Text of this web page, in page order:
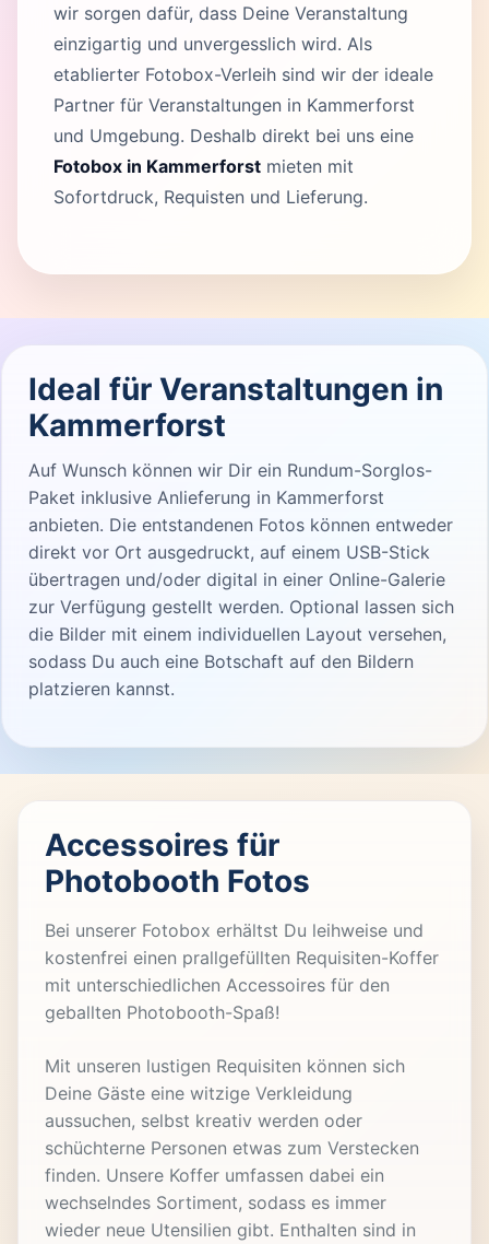
wir sorgen dafür, dass Deine Veranstaltung
einzigartig und unvergesslich wird. Als
etablierter Fotobox-Verleih sind wir der ideale
Partner für Veranstaltungen in Kammerforst
und Umgebung. Deshalb direkt bei uns eine
Fotobox in Kammerforst mieten mit
Sofortdruck, Requisten und Lieferung.
Ideal für Veranstaltungen in
Kammerforst
Auf Wunsch können wir Dir ein Rundum-Sorglos-
Paket inklusive Anlieferung in Kammerforst
anbieten. Die entstandenen Fotos können entweder
direkt vor Ort ausgedruckt, auf einem USB-Stick
übertragen und/oder digital in einer Online-Galerie
zur Verfügung gestellt werden. Optional lassen sich
die Bilder mit einem individuellen Layout versehen,
sodass Du auch eine Botschaft auf den Bildern
platzieren kannst.
Accessoires für
Photobooth Fotos
Bei unserer Fotobox erhältst Du leihweise und
kostenfrei einen prallgefüllten Requisiten-Koffer
mit unterschiedlichen Accessoires für den
geballten Photobooth-Spaß!
Mit unseren lustigen Requisiten können sich
Deine Gäste eine witzige Verkleidung
aussuchen, selbst kreativ werden oder
schüchterne Personen etwas zum Verstecken
finden. Unsere Koffer umfassen dabei ein
wechselndes Sortiment, sodass es immer
wieder neue Utensilien gibt. Enthalten sind in